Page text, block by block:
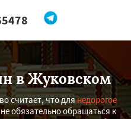
мне
в Жуковском
считает, что длянедорогое
обязательно обращаться к